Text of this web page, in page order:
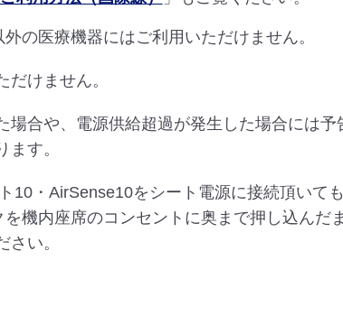
の医療機器にはご利用いただけません。
けません。
場合や、電源供給超過が発生した場合には予
す。
10・AirSense10をシート電源に接続頂いて
機内座席のコンセントに奥まで押し込んだ
い。